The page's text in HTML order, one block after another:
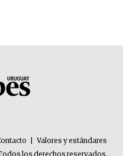
Valores y estándares
los derechos reservados.